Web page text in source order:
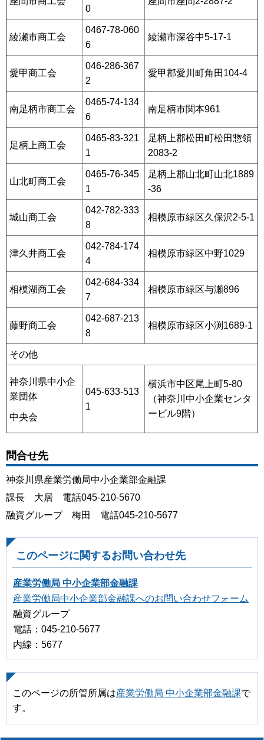
0
綾瀬市商工会
0467-78-060
6
綾瀬市深谷中5-17-1
愛甲商工会
046-286-367
2
愛甲郡愛川町角田104-4
南足柄市商工会
0465-74-134
6
南足柄市関本961
足柄上商工会
0465-83-321
1
足柄上郡松田町松田惣領
2083-2
山北町商工会
0465-76-345
1
足柄上郡山北町山北1889
-36
城山商工会
042-782-333
8
相模原市緑区久保沢2-5-1
津久井商工会
042-784-174
4
相模原市緑区中野1029
相模湖商工会
042-684-334
7
相模原市緑区与瀬896
藤野商工会
042-687-213
8
相模原市緑区小渕1689-1
その他
神奈川県中小企
業団体
中央会
045-633-513
1
横浜市中区尾上町5-80
（神奈川中小企業センタ
ービル9階）
問合せ先
神奈川県産業労働局中小企業部金融課
課長 大居 電話045-210-5670
融資グループ 梅田 電話045-210-5677
このページに関するお問い合わせ先
産業労働局 中小企業部金融課
産業労働局中小企業部金融課へのお問い合わせフォーム
融資グループ
電話：045-210-5677
内線：5677
このページの所管所属は産業労働局 中小企業部金融課で
す。